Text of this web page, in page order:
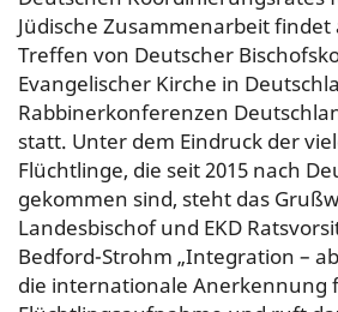
Jüdische Zusammenarbeit
Treffen von Deutscher
Evangelischer Kirche in
Rabbinerkonferenzen
statt. Unter dem Eindruck der
Flüchtlinge, die seit 2015 nach
gekommen sind, steht das
Landesbischof und EKD
Bedford-Strohm „Integration –
die internationale Anerkennung